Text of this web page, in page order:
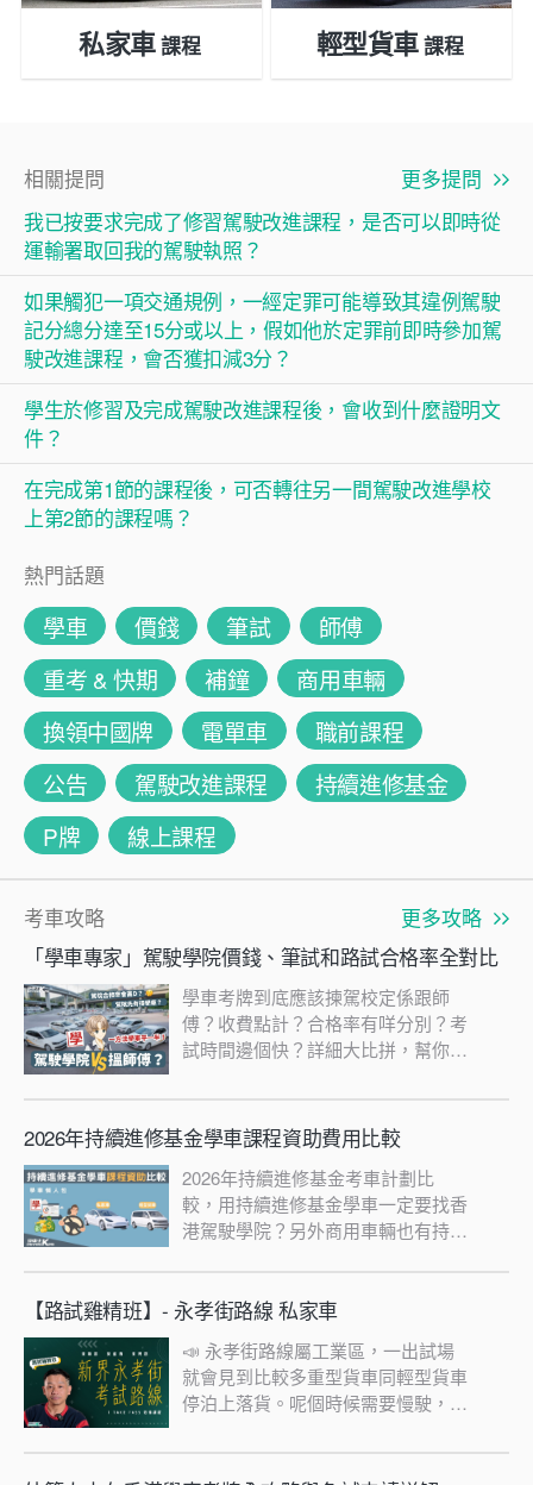
私家車課程 輕型貨車課程
相關提問
更多提問
我已按要求完成了修習駕駛改進課程，是否可以即時從
運輸署取回我的駕駛執照？
如果觸犯一項交通規例，一經定罪可能導致其違例駕駛
記分總分達至15分或以上，假如他於定罪前即時參加駕
駛改進課程，會否獲扣減3分？
學生於修習及完成駕駛改進課程後，會收到什麼證明文
件？
在完成第1節的課程後，可否轉往另一間駕駛改進學校
上第2節的課程嗎？
熱門話題
學車 價錢 筆試
師傅
重考 & 快期
補鐘
商用車輛
換領中國牌
電單車
職前課程
公告
駕駛改進課程
持續進修基金
P牌
線上課程
考車攻略
更多攻略
「學車專家」駕駛學院價錢、筆試和路試合格率全對比
學車考牌到底應該揀駕校定係跟師
傅？收費點計？合格率有咩分別？考
試時間邊個快？詳細大比拼，幫你揾
2026年持續進修基金學車課程資助費用比較
2026年持續進修基金考車計劃比
較，用持續進修基金學車一定要找香
港駕駛學院？另外商用車輛也有持續
【路試雞精班】- 永孝街路線 私家車
📣 永孝街路線屬工業區，一出試場
就會見到比較多重型貨車同輕型貨車
停泊上落貨。呢個時候需要慢駛，亦
讓其他車行先。🚶🏽🚶🏻🚶🏼🚌🚌‼️